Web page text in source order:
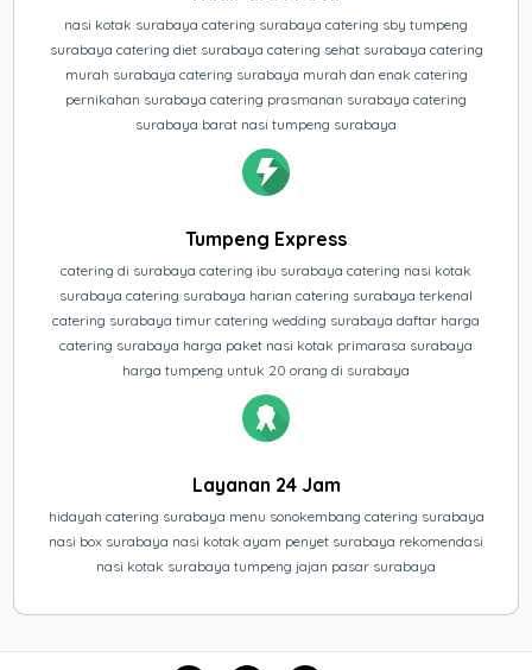
nasi kotak surabaya catering surabaya catering sby tumpeng
surabaya catering diet surabaya catering sehat surabaya catering
murah surabaya catering surabaya murah dan enak catering
pernikahan surabaya catering prasmanan surabaya catering
surabaya barat nasi tumpeng surabaya
Tumpeng Express
catering di surabaya catering ibu surabaya catering nasi kotak
surabaya catering surabaya harian catering surabaya terkenal
catering surabaya timur catering wedding surabaya daftar harga
catering surabaya harga paket nasi kotak primarasa surabaya
harga tumpeng untuk 20 orang di surabaya
Layanan 24 Jam
hidayah catering surabaya menu sonokembang catering surabaya
nasi box surabaya nasi kotak ayam penyet surabaya rekomendasi
nasi kotak surabaya tumpeng jajan pasar surabaya